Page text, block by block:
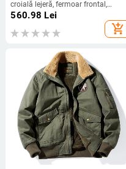
croială lejeră, fermoar frontal,
izolație poliester groasă, căptușeală
560.98 Lei
add_shopping_cart